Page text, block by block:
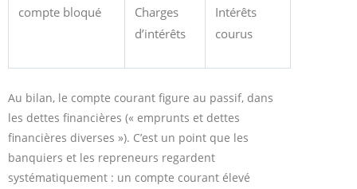
compte bloqué
Charges
d’intérêts
Intérêts
courus
Au bilan, le compte courant figure au passif, dans
les dettes financières (« emprunts et dettes
financières diverses »). C’est un point que les
banquiers et les repreneurs regardent
systématiquement : un compte courant élevé